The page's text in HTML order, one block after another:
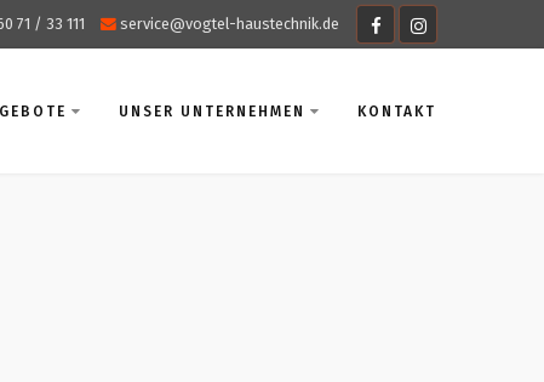
71 / 33 111 service@vogtel-haustechnik.de
UNSER UNTERNEHMEN KONTAKT